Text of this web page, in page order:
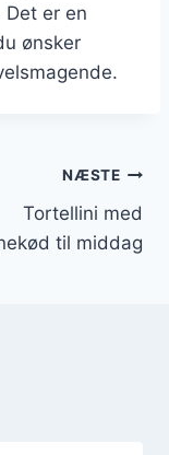
er en
ønsker
NÆSTE
Tortellini med
til middag